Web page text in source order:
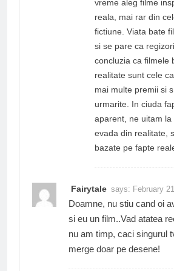
vreme aleg filme
reala, mai rar din
fictiune. Viata bate
si se pare ca
concluzia ca filmele
realitate sunt cele
mai multe premii si
urmarite. In ciuda
aparent, ne uitam
evada din realitate,
bazate pe fapte
Fairytale says: February
Doamne, nu stiu cand oi
si eu un film..Vad atatea
nu am timp, caci singurul
merge doar pe desene!